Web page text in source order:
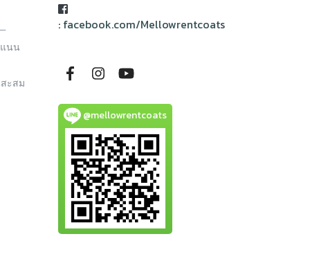
นน
ะสม
: facebook.com/Mellowrentcoats
@mellowrentcoats